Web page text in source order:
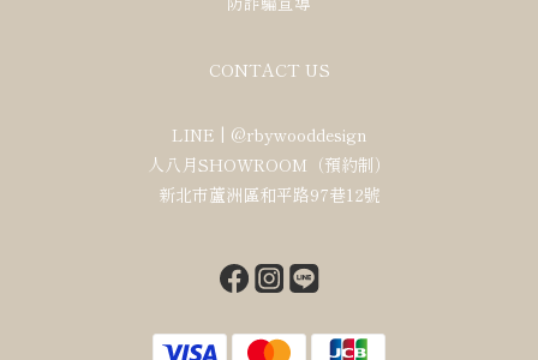
CONTACT US
LINE | @rbywooddesign
人八月SHOWROOM（預約制）
新北市蘆洲區和平路97巷12號